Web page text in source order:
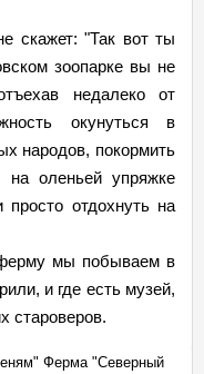
скажет: "Так вот ты
зоопарке вы не
недалеко от
окунуться в
народов, покормить
на оленьей упряжке
просто отдохнуть на
мы побываем в
и где есть музей,
староверов.
Ферма "Северный